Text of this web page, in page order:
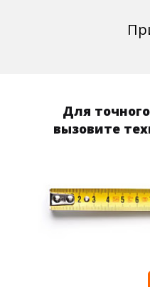
Для
вызовите